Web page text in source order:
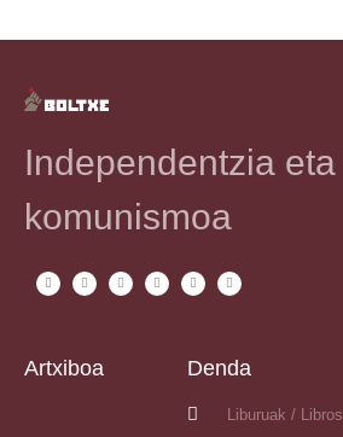
Independentzia eta
komunismoa
Artxiboa Denda
Liburuak / Libros